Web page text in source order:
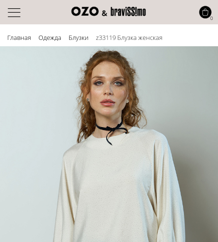
Главная Одежда Блузки z33119 Блузка женская
0